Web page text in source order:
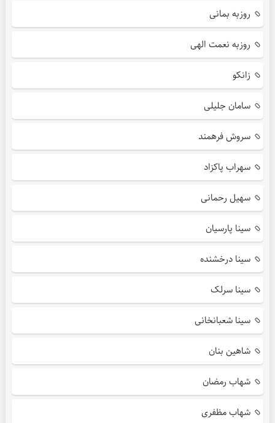
روزبه بمانی
روزبه نعمت الهی
زانکو
سامان جلیلی
سروش فرهمند
سهراب پاکزاد
سهیل رحمانی
سینا پارسیان
سینا درخشنده
سینا سرلک
سینا شعبانخانی
شاهین بنان
شهاب رمضان
شهاب مظفری